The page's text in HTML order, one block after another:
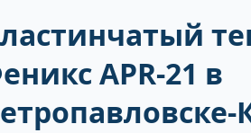
APR-21 в